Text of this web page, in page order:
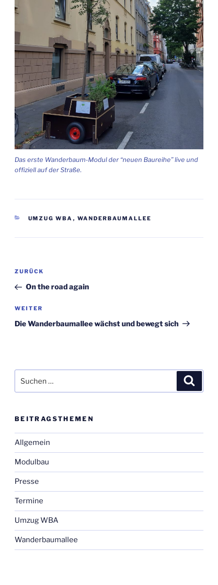
Das ers­te Wan­der­baum-Modul der “neu­en Bau­rei­he” live und
offi­zi­ell auf der Straße.
KATEGORIEN
UMZUG WBA , WANDERBAUMALLEE
Beitragsnavigation
Vorheriger
Beitrag
ZURÜCK
On the road again
Nächster
Beitrag
WEITER
Die Wan­der­baum­al­lee wächst und bewegt sich
nach:
BEI­TRAGS­THE­MEN
Allgemein
Modulbau
Presse
Termine
Umzug WBA
Wanderbaumallee